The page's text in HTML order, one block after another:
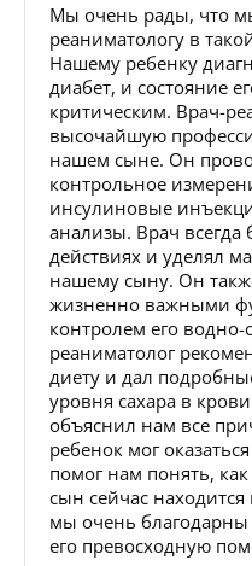
Мы очень рады, что
реаниматологу в
Нашему ребенку
диабет, и состояние
критическим. Врач-
высочайшую
нашем сыне. Он
контрольное
инсулиновые
анализы. Врач
действиях и уделял
нашему сыну. Он
жизненно важными
контролем его водно-
реаниматолог
диету и дал
уровня сахара в
объяснил нам все
ребенок мог
помог нам понять,
сын сейчас
мы очень благодарны
его превосходную